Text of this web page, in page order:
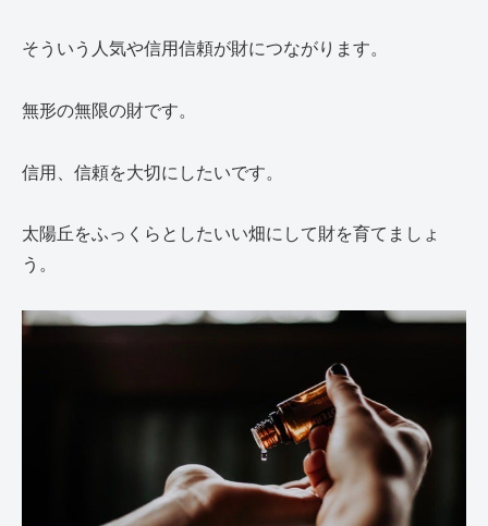
そういう人気や信用信頼が財につながります。
無形の無限の財です。
信用、信頼を大切にしたいです。
太陽丘をふっくらとしたいい畑にして財を育てましょ
う。